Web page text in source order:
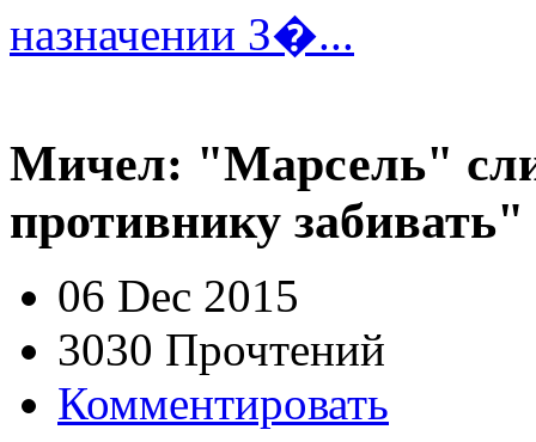
назначении З�...
Мичел: "Марсель"
противнику забивать"
06 Dec 2015
3030 Прочтений
Комментировать